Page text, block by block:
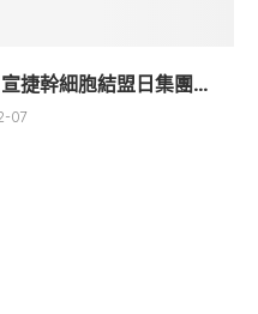
捷幹細胞結盟日集團...
07